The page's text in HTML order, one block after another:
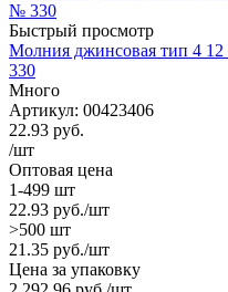
Быстрый просмотр
Молния джинсовая тип 4
330
Много
Артикул: 00423406
22.93 руб.
/шт
Оптовая цена
1-499 шт
22.93 руб./шт
>500 шт
21.35 руб./шт
Цена за упаковку